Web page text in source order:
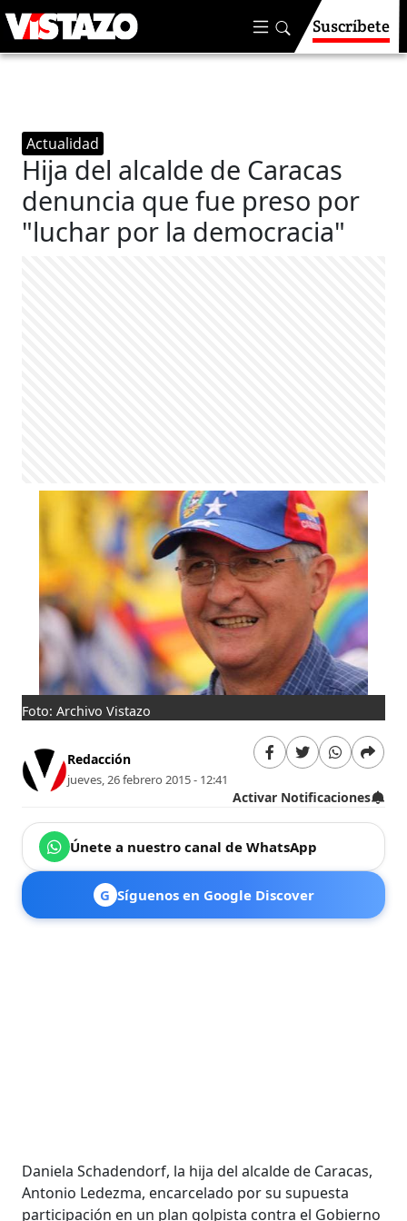
Suscríbete
Actualidad
Hija del alcalde de Caracas
denuncia que fue preso por
"luchar por la democracia"
Foto: Archivo Vistazo
Redacción
jueves, 26 febrero 2015 - 12:41
Activar Notificaciones
Únete a nuestro canal de WhatsApp
G Síguenos en Google Discover
Daniela Schadendorf, la hija del alcalde de Caracas,
Antonio Ledezma, encarcelado por su supuesta
participación en un plan golpista contra el Gobierno